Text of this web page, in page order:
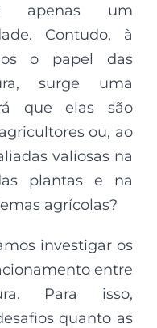
apenas um
Contudo, à
o papel das
surge uma
que elas são
ou, ao
valiosas na
plantas e na
agrícolas?
investigar os
entre
Para isso,
quanto as